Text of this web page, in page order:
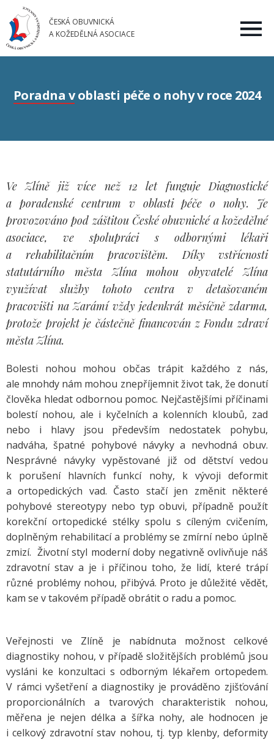
ČESKÁ OBUVNICKÁ
A KOŽEDĚLNÁ ASOCIACE
Poradna v oblasti péče o nohy v roce 2024
Ve Zlíně již více než 12 let funguje Diagnostické
a poradenské centrum v oblasti péče o nohy. Je
provozováno pod záštitou České obuvnické a kožedělné
asociace, ve spolupráci s odbornými lékaři
a rehabilitačním pracovištěm. Díky vstřícnosti
statutárního města Zlína mohou obyvatelé Zlína
využívat služby tohoto centra v detašovaném
pracovišti na Zarámí vždy jedenkrát měsíčně zdarma,
protože projekt je částečně financován z Fondu zdraví
města Zlína.
Bolesti nohou mohou občas trápit každého z nás,
ale mnohdy nám mohou znepříjemnit život tak, že donutí
člověka hledat odbornou pomoc. Nejčastějšími příčinami
bolestí nohou, ale i kyčelních a kolenních kloubů, zad
nebo i hlavy jsou především nedostatek pohybu,
nadváha, špatné pohybové návyky a nevhodná obuv.
Nesprávné návyky vypěstované již od dětství vedou
k porušení hlavních funkcí nohy, k vývoji deformit
a ortopedických vad. Často stačí jen změnit některé
pohybové stereotypy nebo typ obuvi, případně použít
korekční ortopedické stélky spolu s cíleným cvičením,
doplněným rehabilitací a problémy se zmírní nebo úplně
zmizí. Životní styl moderní doby negativně ovlivňuje náš
zdravotní stav a je i příčinou toho, že lidí, které trápí
různé problémy nohou, přibývá. Proto je důležité vědět,
kam se v takovém případě obrátit o radu a pomoc.
Veřejnosti ve Zlíně je nabídnuta možnost celkové
diagnostiky nohou, v případě složitějších problémů jsou
vysláni ke konzultaci s odborným lékařem ortopedem.
V rámci vyšetření a diagnostiky je prováděno zjišťování
proporcionálních a tvarových charakteristik nohou,
měřena je nejen délka a šířka nohy, ale hodnocen je
i celkový zdravotní stav nohou, tj. typ klenby, deformity